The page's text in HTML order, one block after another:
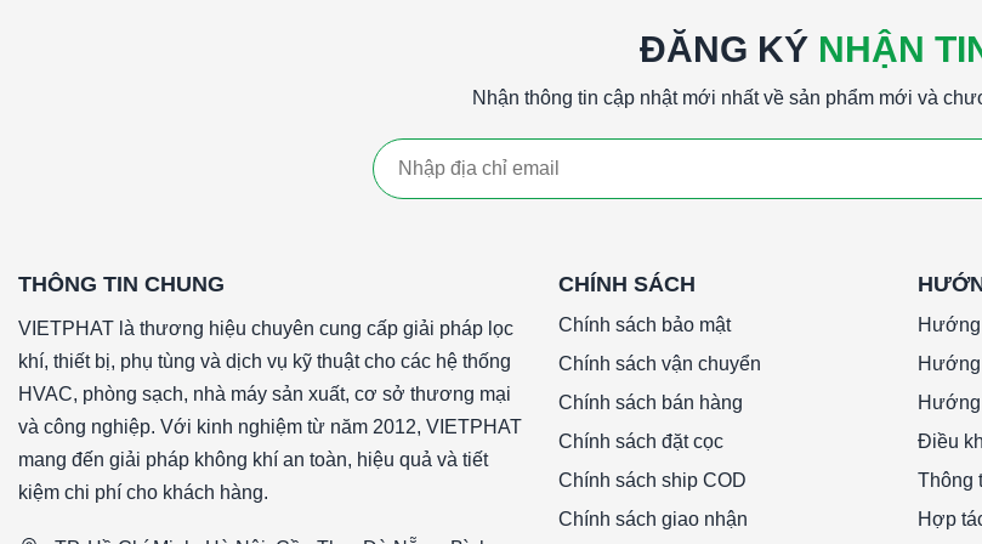
ĐĂNG KÝ NHẬN
Nhận thông tin cập nhật mới nhất về sản phẩm mới và
THÔNG TIN CHUNG
VIETPHAT là thương hiệu chuyên cung cấp giải pháp lọc
khí, thiết bị, phụ tùng và dịch vụ kỹ thuật cho các hệ thống
HVAC, phòng sạch, nhà máy sản xuất, cơ sở thương mại
và công nghiệp. Với kinh nghiệm từ năm 2012, VIETPHAT
mang đến giải pháp không khí an toàn, hiệu quả và tiết
kiệm chi phí cho khách hàng.
CHÍNH SÁCH
Chính sách bảo mật
Chính sách vận chuyển
Chính sách bán hàng
Chính sách đặt cọc
Chính sách ship COD
Chính sách giao nhận
Hướng
Điều
Thông
Hợp